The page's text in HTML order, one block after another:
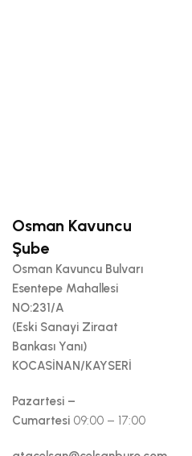
Osman Kavuncu
Şube
Osman Kavuncu Bulvarı
Esentepe Mahallesi
NO:231/A
(Eski Sanayi Ziraat
Bankası Yanı)
KOCASİNAN/KAYSERİ
Pazartesi –
Cumartesi 09:00 – 17:00